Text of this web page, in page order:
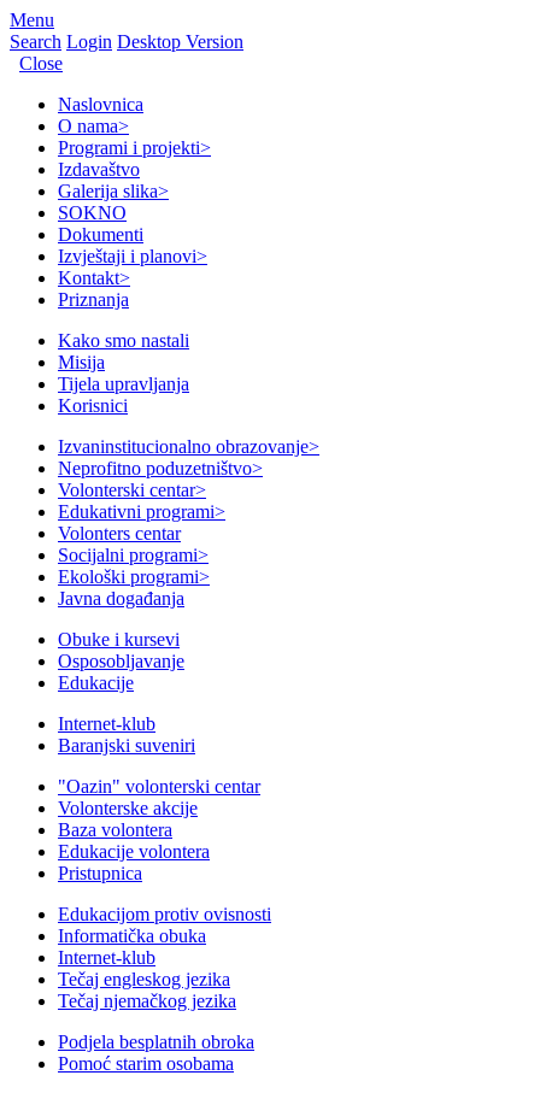
Menu
Search Login Desktop Version
Close
Naslovnica
O nama>
Programi i projekti>
Izdavaštvo
Galerija slika>
SOKNO
Dokumenti
Izvještaji i planovi>
Kontakt>
Priznanja
Kako smo nastali
Misija
Tijela upravljanja
Korisnici
Izvaninstitucionalno obrazovanje>
Neprofitno poduzetništvo>
Volonterski centar>
Edukativni programi>
Volonters centar
Socijalni programi>
Ekološki programi>
Javna događanja
Obuke i kursevi
Osposobljavanje
Edukacije
Internet-klub
Baranjski suveniri
"Oazin" volonterski centar
Volonterske akcije
Baza volontera
Edukacije volontera
Pristupnica
Edukacijom protiv ovisnosti
Informatička obuka
Internet-klub
Tečaj engleskog jezika
Tečaj njemačkog jezika
Podjela besplatnih obroka
Pomoć starim osobama